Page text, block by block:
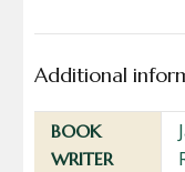
Additional
BOOK
WRITER